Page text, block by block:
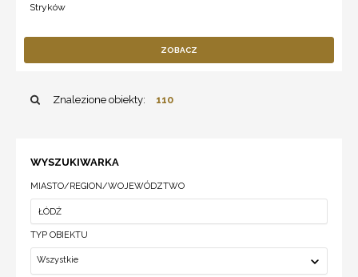
Stryków
ZOBACZ
Znalezione obiekty: 110
WYSZUKIWARKA
MIASTO/REGION/WOJEWÓDZTWO
TYP OBIEKTU
Wszystkie